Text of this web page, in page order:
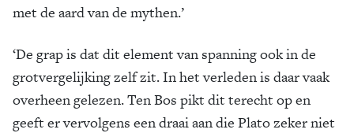
met de aard van de mythen.’
‘De grap is dat dit element van spanning ook in de
grotvergelijking zelf zit. In het verleden is daar vaak
overheen gelezen. Ten Bos pikt dit terecht op en
geeft er vervolgens een draai aan die Plato zeker niet